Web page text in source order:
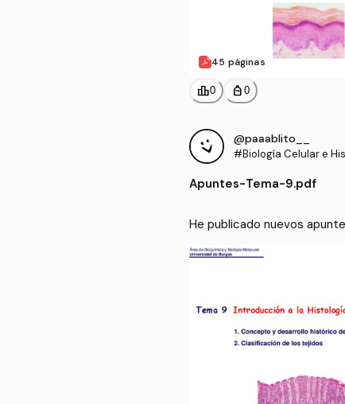
45 páginas
leaderboard0 personal_bag 0
@paaablito__
#Biología Celular e
Apuntes-Tema-9.pdf
He publicado nuevos